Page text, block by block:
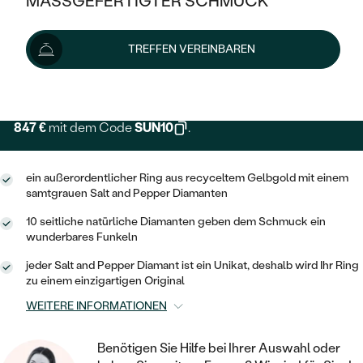
KLASSISCH
MEMOIRE
V-FORM
VINTAGE
GEHÄMMERTE
MIT MEHREREN DIAMANTEN
HALO
IM SET
AUSSERGEWÖHNLICH
GESTALTE EINEN RING
WÄHLE EINEN RING
DIAMANTEN ZUM EINFASSEN
AUSVERKAUF
WENN SCHMUCK HILFT
NACH TYP
OHRRINGE
RINGE
ANHÄNGER / KETTEN
ARMBÄNDER
SCHMUCKSET
HERRENSCHMUCK
PLATIN
CREOLEN
MINIMALISTISCHE
OHRHÄNGER
SOLITÄR
GOLD
SILBER
SOLITÄR
ZUR GEBURT EINES KINDES
PERSONALISIERT
MIT STERNZEICHEN
MINIMALISTISCH
AUSVERKAUF
GOLD
PLATIN
MEMOIRE
TREFFEN VEREINBAREN
941 €1 448 €
847 € mit dem CodeSUN10 .
ein außerordentlicher Ring aus recyceltem Gelbgold mit einem
samtgrauen Salt and Pepper Diamanten
10 seitliche natürliche Diamanten geben dem Schmuck ein
wunderbares Funkeln
jeder Salt and Pepper Diamant ist ein Unikat, deshalb wird Ihr Ring
zu einem einzigartigen Original
WEITERE INFORMATIONEN
Benötigen Sie Hilfe bei Ihrer Auswahl oder